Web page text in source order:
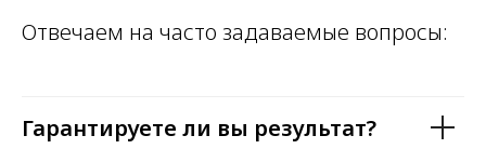
Отвечаем на часто задаваемые вопросы:
Гарантируете ли вы результат?